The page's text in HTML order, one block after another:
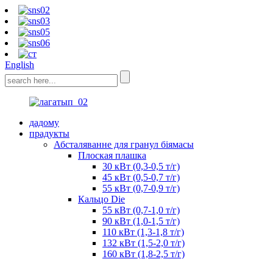
English
дадому
прадукты
Абсталяванне для гранул біямасы
Плоская плашка
30 кВт (0,3-0,5 т/г)
45 кВт (0,5-0,7 т/г)
55 кВт (0,7-0,9 т/г)
Кальцо Die
55 кВт (0,7-1,0 т/г)
90 кВт (1,0-1,5 т/г)
110 кВт (1,3-1,8 т/г)
132 кВт (1,5-2,0 т/г)
160 кВт (1,8-2,5 т/г)